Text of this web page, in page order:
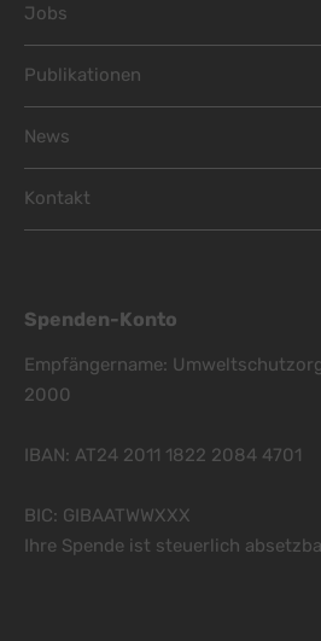
Jobs
Publikationen
News
Kontakt
Spenden-Konto
Empfängername:
2000
IBAN: AT24 2011 1822 2084 4701
BIC: GIBAATWWXXX
Ihre Spende ist steuerlich